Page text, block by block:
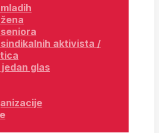
sindikalnih aktivista /
glas